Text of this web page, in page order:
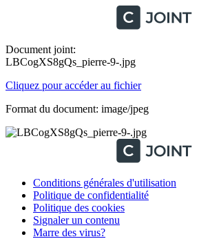
Document joint:
LBCogXS8gQs_pierre-9-.jpg
Cliquez pour accéder au fichier
Format du document: image/jpeg
Conditions générales d'utilisation
Politique de confidentialité
Politique des cookies
Signaler un contenu
Marre des virus?